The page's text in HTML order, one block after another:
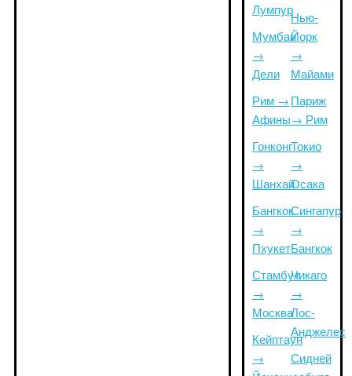
Лумпур
Мумбаи
→
Дели
Рим →
Афины
Гонконг
→
Шанхай
Бангкок
→
Пхукет
Стамбул
→
Москва
Кейптаун
→
Нью-
Йорк
→
Майами
Париж
→ Рим
Токио
→
Осака
Сингапур
→
Бангкок
Чикаго
→
Лос-
Анджелес
Сидней